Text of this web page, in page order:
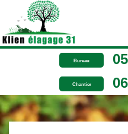
Bureau
Chantier